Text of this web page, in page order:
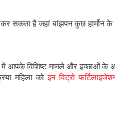
कर सकता है जहां बांझपन कुछ हार्मोन
आपके विशिष्ट मामले और इच्छाओं के
महिला कोइन विट्रो